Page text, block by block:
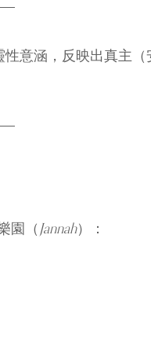
意涵，反映出真主（
園（ Jannah）：